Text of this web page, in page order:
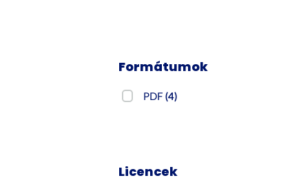
Formátumok
PDF(4)
Licencek